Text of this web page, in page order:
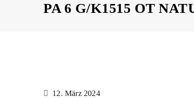
PA 6 G/K1515 OT
12. März 2024